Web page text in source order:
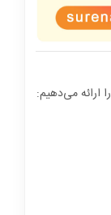
ارائه می‌دهیم: